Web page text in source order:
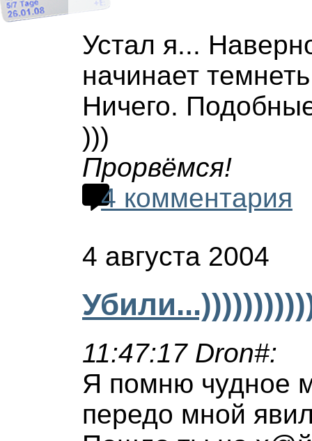
Устал я...
начинает
Ничего.
)))
Прорвёмся!
4 комментария
4 августа 2004
11:47:17 Dron#:
Я помню чудное
передо мной